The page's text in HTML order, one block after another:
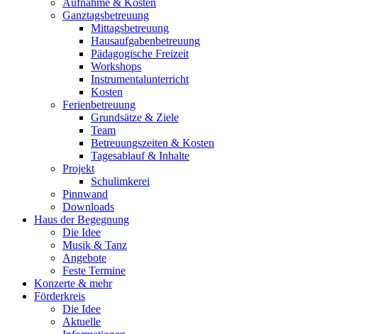
Aufnahme & Kosten
Ganztagsbetreuung
Mittagsbetreuung
Hausaufgabenbetreuung
Pädagogische Freizeit
Workshops
Instrumentalunterricht
Kosten
Ferienbetreuung
Grundsätze & Ziele
Team
Betreuungszeiten & Kosten
Tagesablauf & Inhalte
Projekt
Schulimkerei
Pinnwand
Downloads
Haus der Begegnung
Die Idee
Musik & Tanz
Angebote
Feste Termine
Konzerte & mehr
Förderkreis
Die Idee
Aktuelle